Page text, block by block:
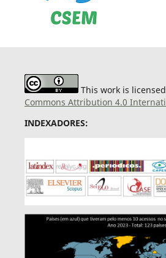
This work is
Commons Attribution 4.0
INDEXADORES: